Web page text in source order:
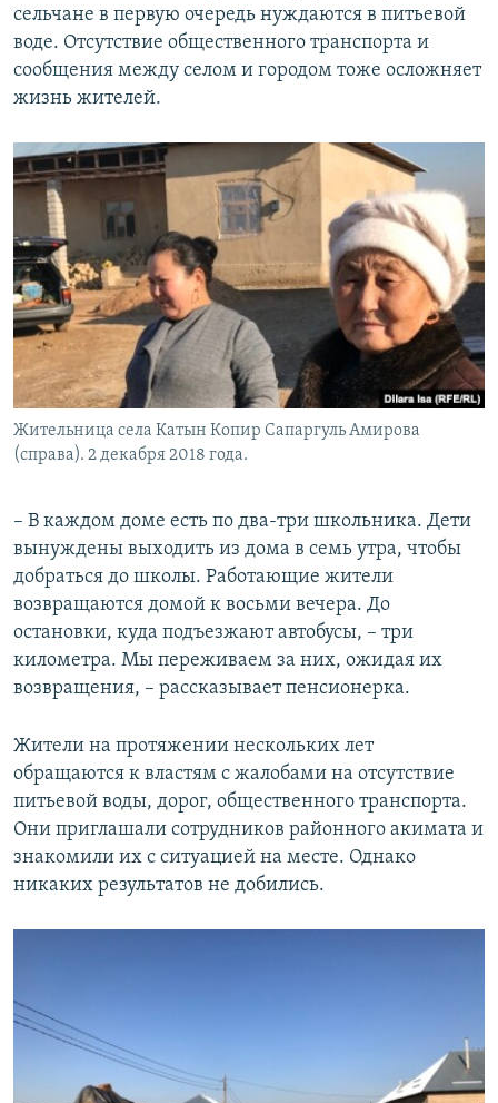
сельчане в первую очередь нуждаются в питьевой
воде. Отсутствие общественного транспорта и
сообщения между селом и городом тоже осложняет
жизнь жителей.
Жительница села Катын Копир Сапаргуль Амирова
(справа). 2 декабря 2018 года.
– В каждом доме есть по два-три школьника. Дети
вынуждены выходить из дома в семь утра, чтобы
добраться до школы. Работающие жители
возвращаются домой к восьми вечера. До
остановки, куда подъезжают автобусы, – три
километра. Мы переживаем за них, ожидая их
возвращения, – рассказывает пенсионерка.
Жители на протяжении нескольких лет
обращаются к властям с жалобами на отсутствие
питьевой воды, дорог, общественного транспорта.
Они приглашали сотрудников районного акимата и
знакомили их с ситуацией на месте. Однако
никаких результатов не добились.